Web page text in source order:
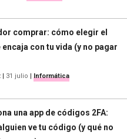
comprar: cómo elegir el
con tu vida (y no pagar
| 31 julio | Informática
una app de códigos 2FA:
ve tu código (y qué no